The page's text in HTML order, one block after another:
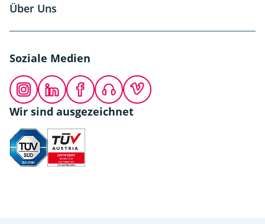
Über Uns
Soziale Medien
InstagramLinkedInFacebookPodcastVimeo
Wir sind ausgezeichnet